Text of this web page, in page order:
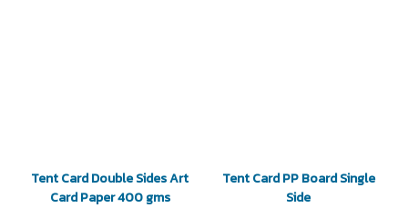
Tent Card Double Sides Art
Card Paper 400 gms
Tent Card PP Board Single
Side